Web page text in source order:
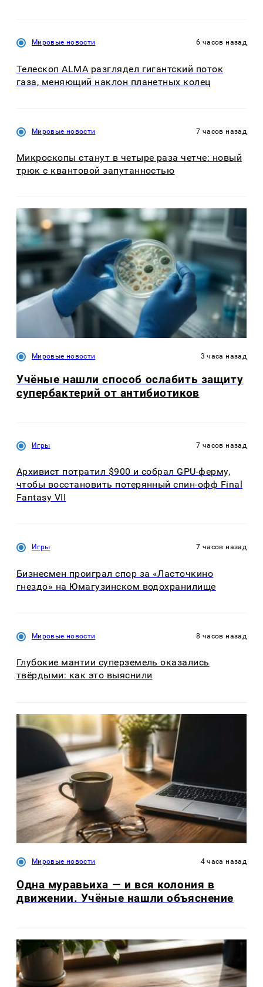
Мировые новости 6 часов назад
Телескоп ALMA разглядел гигантский поток
газа, меняющий наклон планетных колец
Мировые новости 7 часов назад
Микроскопы станут в четыре раза четче: новый
трюк с квантовой запутанностью
Мировые новости 3 часа назад
Учёные нашли способ ослабить защиту
супербактерий от антибиотиков
Игры 7 часов назад
Архивист потратил $900 и собрал GPU-ферму,
чтобы восстановить потерянный спин-офф Final
Fantasy VII
Игры 7 часов назад
Бизнесмен проиграл спор за «Ласточкино
гнездо» на Юмагузинском водохранилище
Мировые новости 8 часов назад
Глубокие мантии суперземель оказались
твёрдыми: как это выяснили
Мировые новости 4 часа назад
Одна муравьиха — и вся колония в
движении. Учёные нашли объяснение